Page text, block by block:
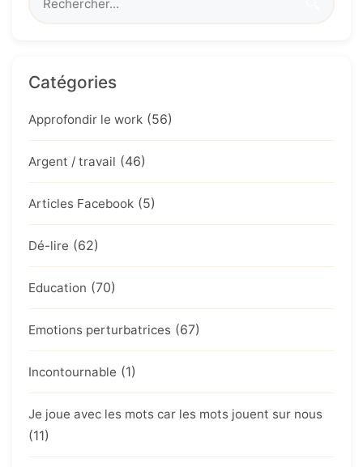
Catégories
Approfondir le work (56)
Argent / travail (46)
Articles Facebook (5)
Dé-lire (62)
Education (70)
Emotions perturbatrices (67)
Incontournable (1)
Je joue avec les mots car les mots jouent sur nous
(11)